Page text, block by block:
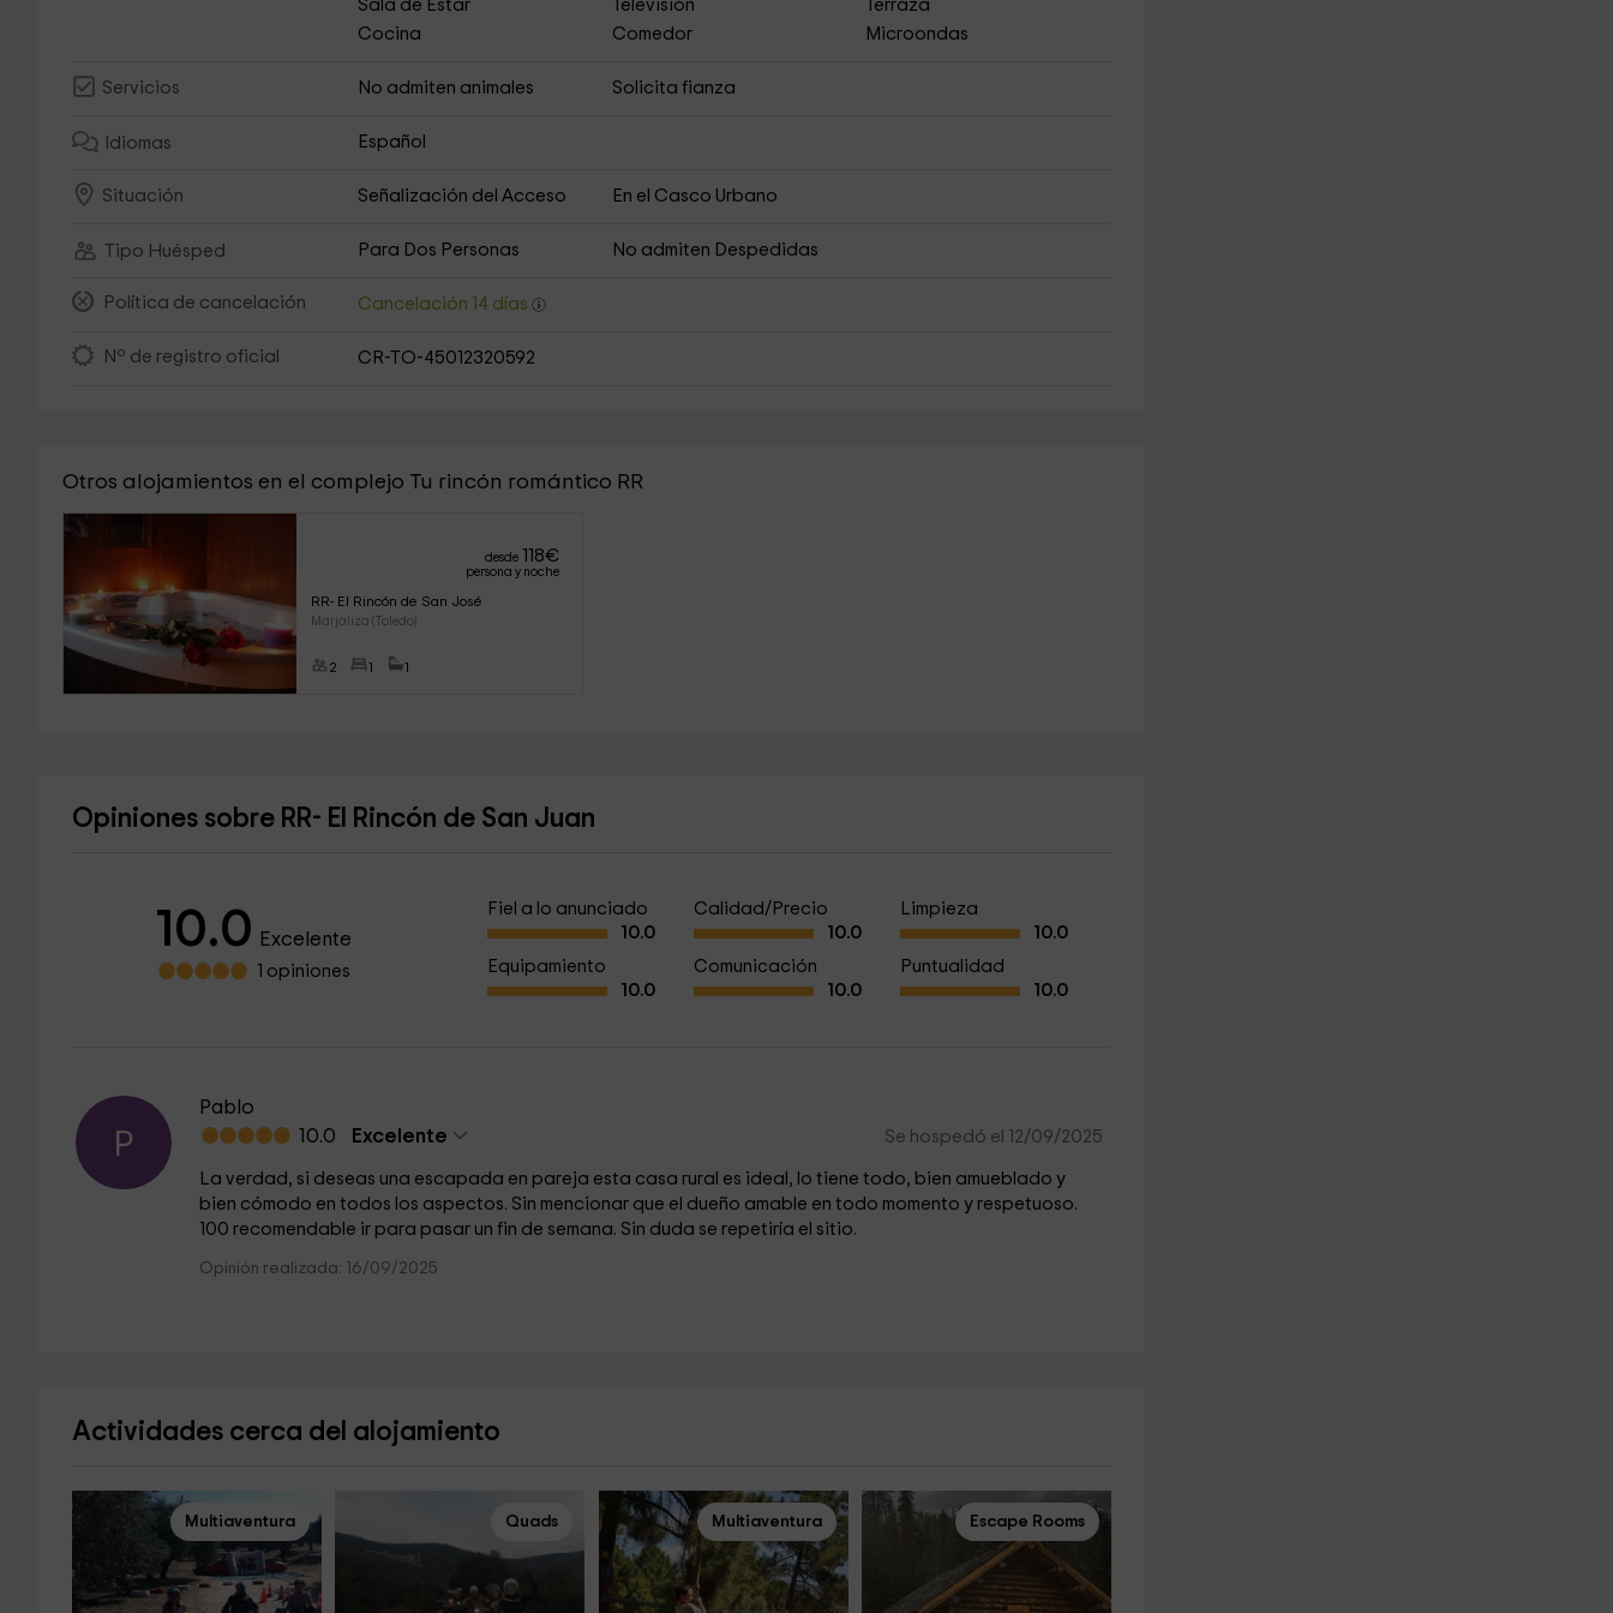
Sala de Estar
Televisión
Terraza
Cocina
Comedor Microondas
Servicios No admiten animales Solicita fianza
Idiomas Español
Situación Señalización del Acceso En el Casco Urbano
Tipo Huésped Para Dos Personas No admiten Despedidas
Política de cancelación Cancelación 14 días
Nº de registro oficial CR-TO-45012320592
Otros alojamientos en el complejo Tu rincón romántico RR
desde 118€
persona y noche
RR- El Rincón de San José
Marjaliza (Toledo)
2 1 1
Opiniones sobre RR- El Rincón de San Juan
10.0 Excelente
1 opiniones
Fiel a lo anunciado
10.0
Calidad/Precio
10.0
Limpieza
10.0
Equipamiento
10.0
Comunicación
10.0
Puntualidad
10.0
P
Pablo
Se hospedó el 12/09/2025
10.0 Excelente
La verdad, si deseas una escapada en pareja esta casa rural es ideal, lo tiene todo, bien amueblado y
bien cómodo en todos los aspectos. Sin mencionar que el dueño amable en todo momento y respetuoso.
100 recomendable ir para pasar un fin de semana. Sin duda se repetiría el sitio.
Opinión realizada: 16/09/2025
Actividades cerca del alojamiento
Multiaventura Quads Multiaventura Escape Rooms